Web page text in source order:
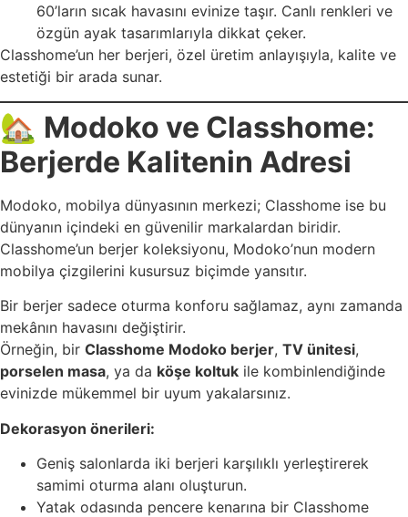
60’ların sıcak havasını evinize taşır. Canlı renkleri ve
özgün ayak tasarımlarıyla dikkat çeker.
Classhome’un her berjeri, özel üretim anlayışıyla, kalite ve
estetiği bir arada sunar.
🏡 Modoko ve Classhome:
Berjerde Kalitenin Adresi
Modoko, mobilya dünyasının merkezi; Classhome ise bu
dünyanın içindeki en güvenilir markalardan biridir.
Classhome’un berjer koleksiyonu, Modoko’nun modern
mobilya çizgilerini kusursuz biçimde yansıtır.
Bir berjer sadece oturma konforu sağlamaz, aynı zamanda
mekânın havasını değiştirir.
Örneğin, bir Classhome Modoko berjer, TV ünitesi,
porselen masa, ya da köşe koltuk ile kombinlendiğinde
evinizde mükemmel bir uyum yakalarsınız.
Dekorasyon önerileri:
Geniş salonlarda iki berjeri karşılıklı yerleştirerek
samimi oturma alanı oluşturun.
Yatak odasında pencere kenarına bir Classhome